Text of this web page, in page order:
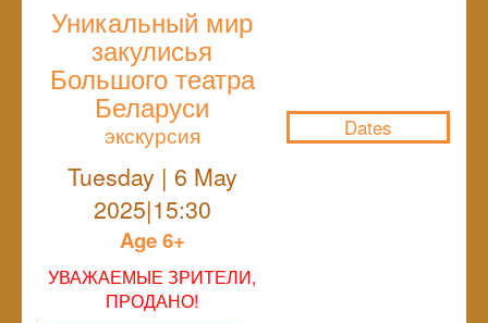
Уникальный мир
закулисья
Большого театра
Беларуси
экскурсия
Tuesday | 6 May
2025|15:30
Age 6+
УВАЖАЕМЫЕ ЗРИТЕЛИ,
ПРОДАНО!
Dates